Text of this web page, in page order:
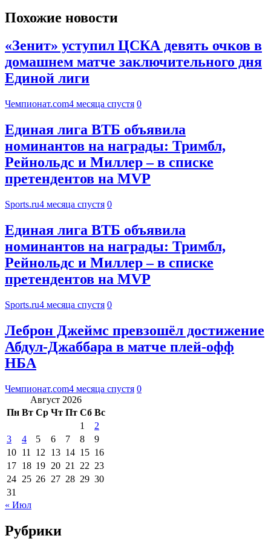
Похожие новости
«Зенит» уступил ЦСКА девять очков в
домашнем матче заключительного дня
Единой лиги
Чемпионат.com4 месяца спустя 0
Единая лига ВТБ объявила
номинантов на награды: Тримбл,
Рейнольдс и Миллер – в списке
претендентов на MVP
Sports.ru4 месяца спустя 0
Единая лига ВТБ объявила
номинантов на награды: Тримбл,
Рейнольдс и Миллер – в списке
претендентов на MVP
Sports.ru4 месяца спустя 0
Леброн Джеймс превзошёл достижение
Абдул-Джаббара в матче плей-офф
НБА
Чемпионат.com4 месяца спустя 0
Август 2026
Пн Вт Ср Чт Пт Сб Вс
1
2
3
4 5 6 7 8
9
10 11 12 13 14 15 16
17 18 19 20 21 22 23
24 25 26 27 28 29 30
31
« Июл
Рубрики